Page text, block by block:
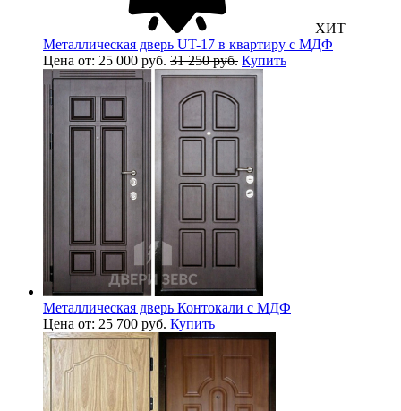
ХИТ
Металлическая дверь UT-17 в квартиру с МДФ
Цена от: 25 000 руб. 31 250 руб. Купить
Металлическая дверь Контокали с МДФ
Цена от: 25 700 руб. Купить